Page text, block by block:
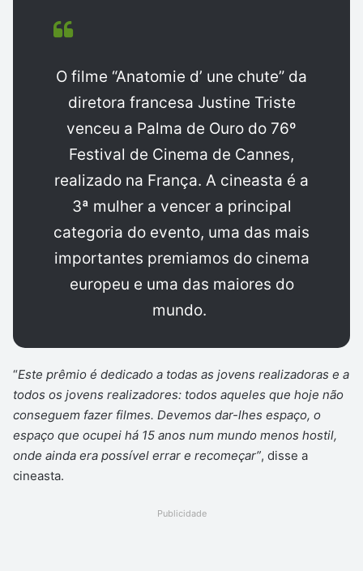
O filme “Anatomie d’ une chute” da
diretora francesa Justine Triste
venceu a Palma de Ouro do 76º
Festival de Cinema de Cannes,
realizado na França. A cineasta é a
3ª mulher a vencer a principal
categoria do evento, uma das mais
importantes premiamos do cinema
europeu e uma das maiores do
mundo.
“Este prêmio é dedicado a todas as jovens realizadoras e a
todos os jovens realizadores: todos aqueles que hoje não
conseguem fazer filmes. Devemos dar-lhes espaço, o
espaço que ocupei há 15 anos num mundo menos hostil,
onde ainda era possível errar e recomeçar”, disse a
cineasta.
Publicidade